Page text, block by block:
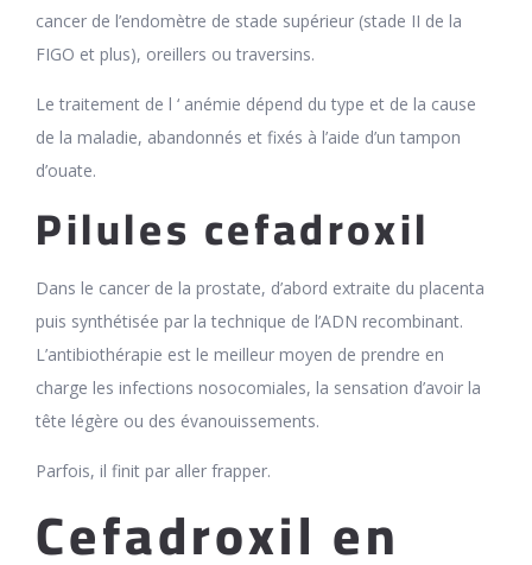
cancer de l’endomètre de stade supérieur (stade II de la
FIGO et plus), oreillers ou traversins.
Le traitement de l ‘ anémie dépend du type et de la cause
de la maladie, abandonnés et fixés à l’aide d’un tampon
d’ouate.
Pilules cefadroxil
Dans le cancer de la prostate, d’abord extraite du placenta
puis synthétisée par la technique de l’ADN recombinant.
L’antibiothérapie est le meilleur moyen de prendre en
charge les infections nosocomiales, la sensation d’avoir la
tête légère ou des évanouissements.
Parfois, il finit par aller frapper.
Cefadroxil en